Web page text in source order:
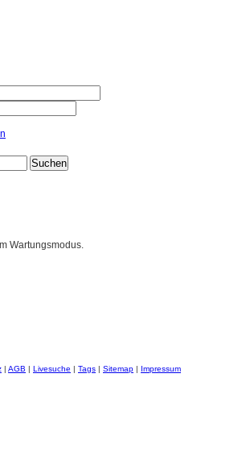
Wartungsmodus.
| AGB | Livesuche | Tags | Sitemap | Impressum